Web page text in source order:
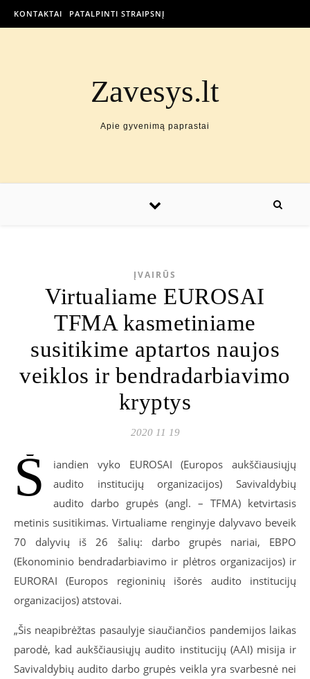
KONTAKTAI PATALPINTI STRAIPSNĮ
Zavesys.lt
Apie gyvenimą paprastai
ĮVAIRŪS
Virtualiame EUROSAI
TFMA kasmetiniame
susitikime aptartos naujos
veiklos ir bendradarbiavimo
kryptys
2020 11 19
Š
iandien vyko EUROSAI (Europos aukščiausiųjų
audito institucijų organizacijos) Savivaldybių
audito darbo grupės (angl. – TFMA) ketvirtasis
metinis susitikimas. Virtualiame renginyje dalyvavo beveik
70 dalyvių iš 26 šalių: darbo grupės nariai, EBPO
(Ekonominio bendradarbiavimo ir plėtros organizacijos) ir
EURORAI (Europos regioninių išorės audito institucijų
organizacijos) atstovai.
„Šis neapibrėžtas pasaulyje siaučiančios pandemijos laikas
parodė, kad aukščiausiųjų audito institucijų (AAI) misija ir
Savivaldybių audito darbo grupės veikla yra svarbesnė nei